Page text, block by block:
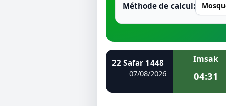
Ramadan
Méthode de calcul:
22 Safar 1448
07/08/2026
Imsak
04:31